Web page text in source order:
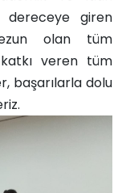
giren
olan tüm
veren tüm
başarılarla dolu